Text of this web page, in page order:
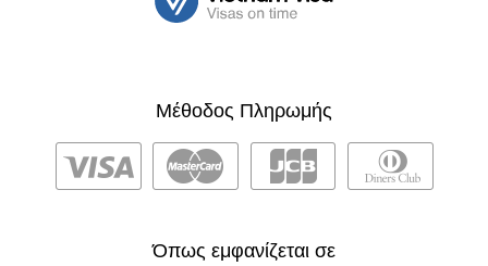
Μέθοδος Πληρωμής
Όπως εμφανίζεται σε